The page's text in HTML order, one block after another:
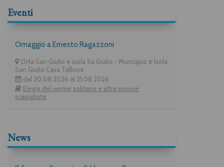
Eventi
Omaggio a Ernesto Ragazzoni
Orta San Giulio e isola Sa Giulio - Municipio e Isola
San Giulio Casa Tallone
dal 20.08.2026 al 21.08.2026
Elegia del verme solitario e altre poesie
scapigliate
News